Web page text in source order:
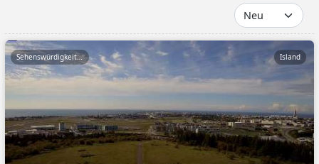
Sehenswürdigkeiten Island